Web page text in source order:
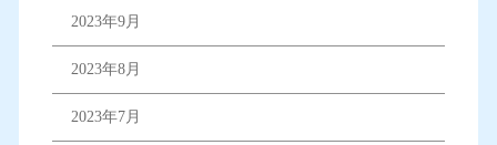
2023年9月
2023年8月
2023年7月